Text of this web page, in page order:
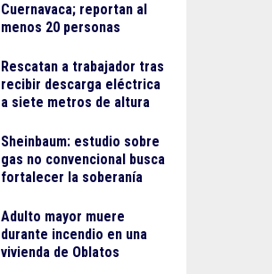
Cuernavaca; reportan al
menos 20 personas
Rescatan a trabajador tras
recibir descarga eléctrica
a siete metros de altura
Sheinbaum: estudio sobre
gas no convencional busca
fortalecer la soberanía
Adulto mayor muere
durante incendio en una
vivienda de Oblatos